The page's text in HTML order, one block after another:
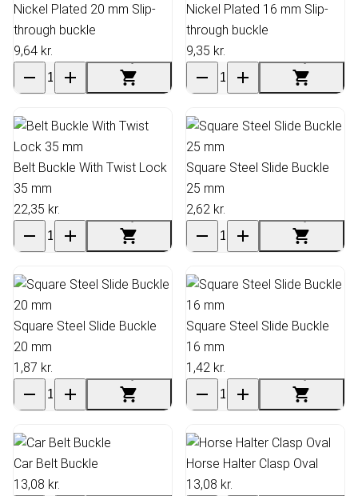
Nickel Plated 20 mm Slip-
through buckle
9,64 kr.
Nickel Plated 16 mm Slip-
through buckle
9,35 kr.
Belt Buckle With Twist Lock
35 mm
22,35 kr.
Square Steel Slide Buckle
25 mm
2,62 kr.
Square Steel Slide Buckle
20 mm
1,87 kr.
Square Steel Slide Buckle
16 mm
1,42 kr.
Car Belt Buckle
13,08 kr.
Horse Halter Clasp Oval
13,08 kr.